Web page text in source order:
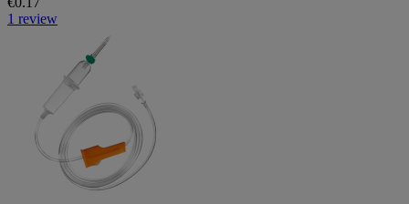
1 review